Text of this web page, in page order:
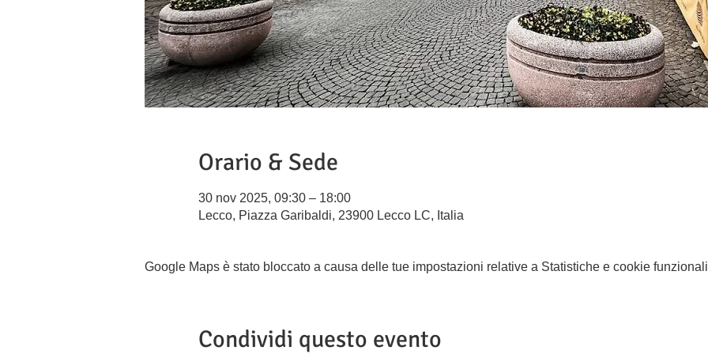
Orario & Sede
30 nov 2025, 09:30 – 18:00
Lecco, Piazza Garibaldi, 23900 Lecco LC, Italia
Google Maps è stato bloccato a causa delle tue impostazioni relative a Statistiche e cookie
Condividi questo evento